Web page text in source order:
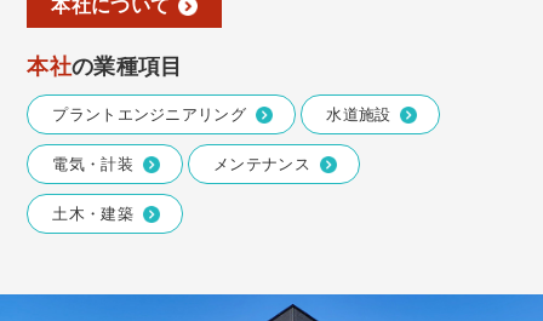
本社について
本社の業種項目
プラントエンジニアリング 水道施設
電気・計装 メンテナンス
土木・建築